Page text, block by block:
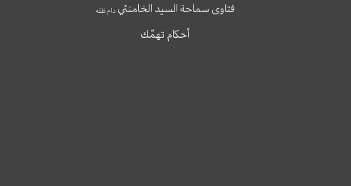
فتاوى سماحة السيد الخامنئيدام ظله
أحكام تهمّك